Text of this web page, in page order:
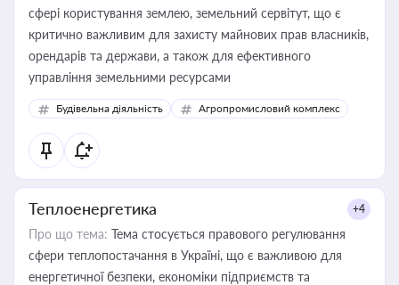
сфері користування землею, земельний сервітут, що є
критично важливим для захисту майнових прав власників,
орендарів та держави, а також для ефективного
управління земельними ресурсами
Будівельна діяльність Агропромисловий комплекс
Теплоенергетика +4
Про що тема: Тема стосується правового регулювання
сфери теплопостачання в Україні, що є важливою для
енергетичної безпеки, економіки підприємств та